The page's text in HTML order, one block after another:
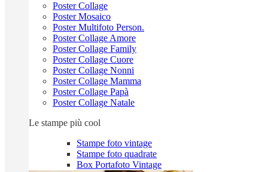
Poster Collage
Poster Mosaico
Poster Multifoto Person.
Poster Collage Amore
Poster Collage Family
Poster Collage Cuore
Poster Collage Nonni
Poster Collage Mamma
Poster Collage Papà
Poster Collage Natale
Le stampe più cool
Stampe foto vintage
Stampe foto quadrate
Box Portafoto Vintage